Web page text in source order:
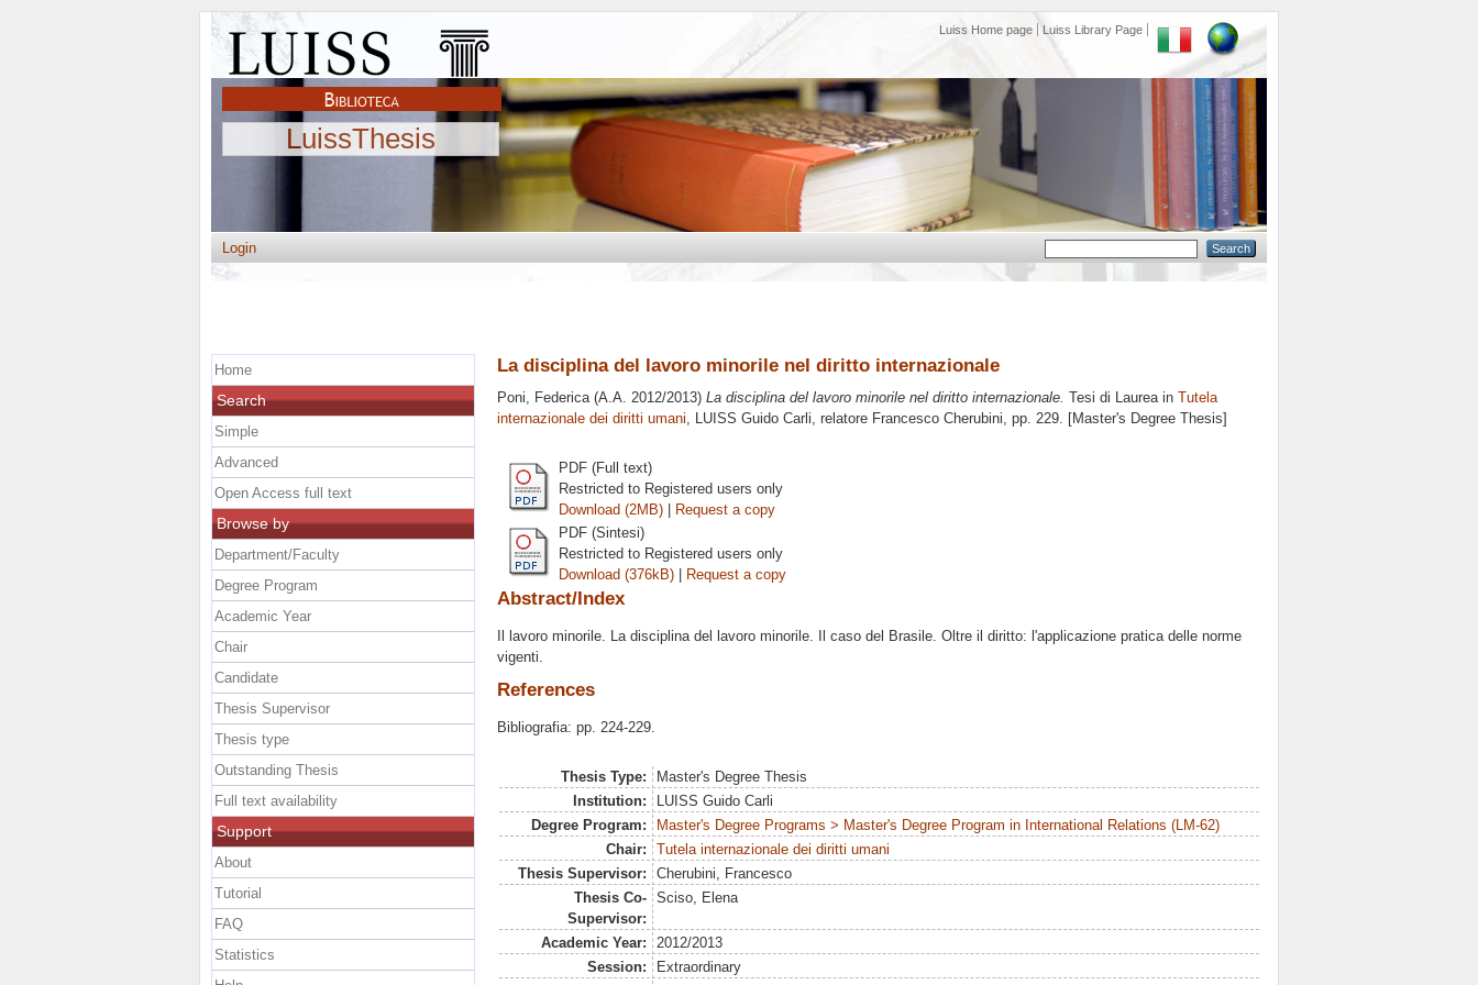
Luiss Home page Luiss Library Page
LuissThesis
Login
La disciplina del lavoro minorile nel diritto internazionale
Poni, Federica(A.A. 2012/2013) La disciplina del lavoro minorile nel diritto internazionale. Tesi di Laurea in Tutela
internazionale dei diritti umani, LUISS Guido Carli, relatore Francesco Cherubini, pp. 229. [Master's Degree Thesis]
PDF (Full text)
Restricted to Registered users only
Download (2MB) | Request a copy
PDF (Sintesi)
Restricted to Registered users only
Download (376kB) | Request a copy
Abstract/Index
Il lavoro minorile. La disciplina del lavoro minorile. Il caso del Brasile. Oltre il diritto: l'applicazione pratica delle norme
vigenti.
References
Bibliografia: pp. 224-229.
Thesis Type:
Master's Degree Thesis
Institution:
LUISS Guido Carli
Degree Program:
Master's Degree Programs > Master's Degree Program in International Relations (LM-62)
Chair:
Tutela internazionale dei diritti umani
Thesis Supervisor:
Cherubini, Francesco
Thesis Co-
Supervisor:
Sciso, Elena
Academic Year:
2012/2013
Session:
Extraordinary
Home
Search
Simple
Advanced
Open Access full text
Browse by
Department/Faculty
Degree Program
Academic Year
Chair
Candidate
Thesis Supervisor
Thesis type
Outstanding Thesis
Full text availability
Support
About
Tutorial
FAQ
Statistics